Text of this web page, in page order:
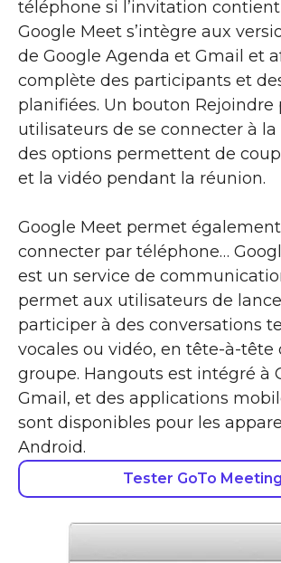
téléphone si l’invitation
Google Meet s’intègre aux
de Google Agenda et Gmail et
complète des participants et
planifiées. Un bouton Rejoindre
utilisateurs de se connecter à
des options permettent de
et la vidéo pendant la réunion.
Google Meet permet
connecter par téléphone…
est un service de
permet aux utilisateurs de
participer à des conversations
vocales ou vidéo, en tête-à-tête
groupe. Hangouts est intégré à
Gmail, et des applications
sont disponibles pour les
Android.
Tester GoTo Meeting